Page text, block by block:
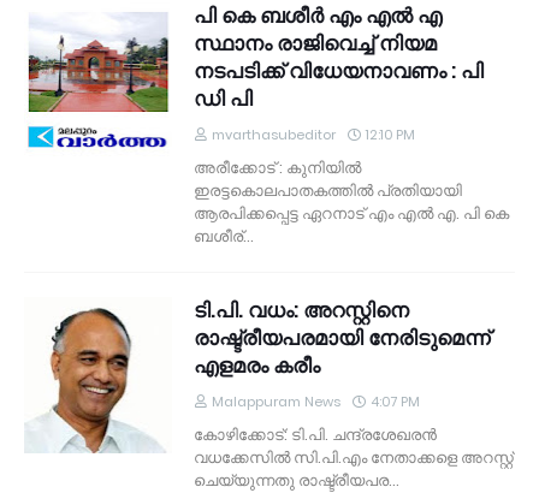
പി കെ ബശീര്‍ എം എല്‍ എ
സ്ഥാനം രാജിവെച്ച് നിയമ
നടപടിക്ക് വിധേയനാവണം : പി
ഡി പി
mvarthasubeditor 12:10 PM
അരീക്കോട് : കുനിയില്‍
ഇരട്ടകൊലപാതകത്തില്‍ പ്രതിയായി
ആരപിക്കപ്പെട്ട ഏറനാട് എം എല്‍ എ. പി കെ
ബശീര്…
ടി.പി. വധം: അറസ്റ്റിനെ
രാഷ്ട്രീയപരമായി നേരിടുമെന്ന്
എളമരം കരീം
Malappuram News 4:07 PM
കോഴിക്കോട്: ടി.പി. ചന്ദ്രശേഖരന്‍
വധക്കേസില്‍ സി.പി.എം നേതാക്കളെ അറസ്റ്റ്
ചെയ്യുന്നതു രാഷ്ട്രീയപര…